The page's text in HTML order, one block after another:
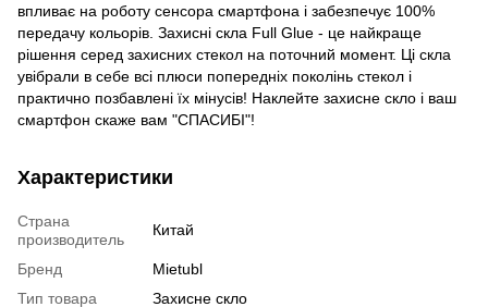
впливає на роботу сенсора смартфона і забезпечує 100%
передачу кольорів. Захисні скла Full Glue - це найкраще
рішення серед захисних стекол на поточний момент. Ці скла
увібрали в себе всі плюси попередніх поколінь стекол і
практично позбавлені їх мінусів! Наклейте захисне скло і ваш
смартфон скаже вам "СПАСИБІ"!
Характеристики
Страна
производитель
Китай
Бренд
Mietubl
Тип товара
Захисне скло